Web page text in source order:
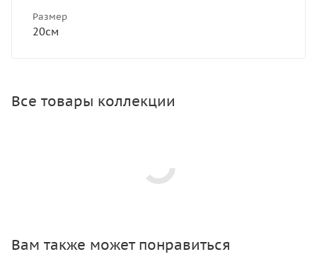
Размер
20см
Все товары коллекции
Вам также может понравиться